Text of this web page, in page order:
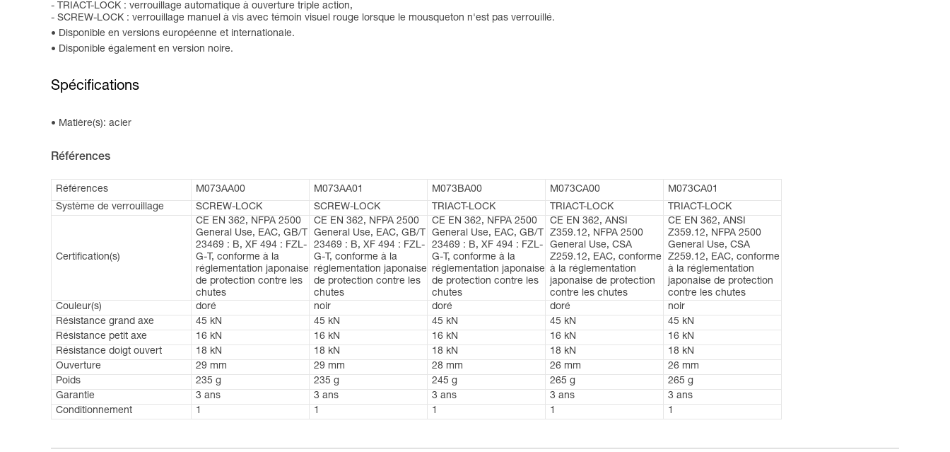
- TRIACT-LOCK : verrouillage automatique à ouverture triple action,
- SCREW-LOCK : verrouillage manuel à vis avec témoin visuel rouge lorsque le mousqueton n'est pas verrouillé.
Disponible en versions européenne et internationale.
Disponible également en version noire.
Spécifications
Matière(s): acier
Références
Références M073AA00 M073AA01 M073BA00 M073CA00
M073CA01
Système de verrouillage
SCREW-LOCK SCREW-LOCK TRIACT-LOCK TRIACT-LOCK TRIACT-LOCK
Certification(s)
CE EN 362, NFPA 2500
General Use, EAC, GB/T
23469 : B, XF 494 : FZL-
G-T, conforme à la
réglementation japonaise
de protection contre les
chutes
CE EN 362, NFPA 2500
General Use, EAC, GB/T
23469 : B, XF 494 : FZL-
G-T, conforme à la
réglementation japonaise
de protection contre les
chutes
CE EN 362, NFPA 2500
General Use, EAC, GB/T
23469 : B, XF 494 : FZL-
G-T, conforme à la
réglementation japonaise
de protection contre les
chutes
CE EN 362, ANSI
Z359.12, NFPA 2500
General Use, CSA
Z259.12, EAC, conforme
à la réglementation
japonaise de protection
contre les chutes
CE EN 362, ANSI
Z359.12, NFPA 2500
General Use, CSA
Z259.12, EAC, conforme
à la réglementation
japonaise de protection
contre les chutes
Couleur(s)
doré noir doré doré
noir
Résistance grand axe
45 kN 45 kN 45 kN 45 kN
45 kN
Résistance petit axe
16 kN 16 kN 16 kN 16 kN
16 kN
Résistance doigt ouvert
18 kN 18 kN 18 kN 18 kN
18 kN
Ouverture
29 mm 29 mm 28 mm 26 mm
26 mm
Poids
235 g 235 g 245 g 265 g
265 g
Garantie
3 ans 3 ans 3 ans 3 ans
3 ans
Conditionnement
1 1 1 1 1